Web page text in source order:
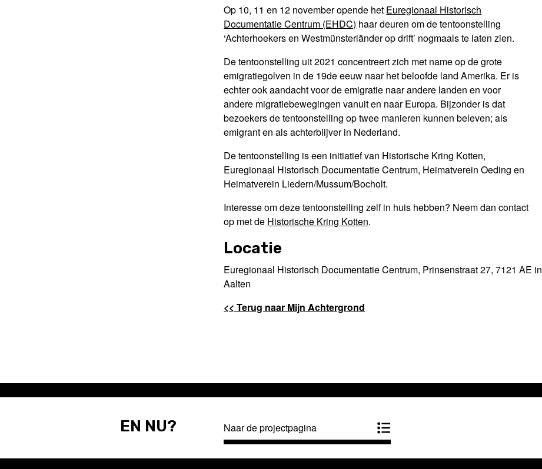
Op 10, 11 en 12 november opende het Euregionaal Historisch
Documentatie Centrum (EHDC) haar deuren om de tentoonstelling
‘Achterhoekers en Westmünsterländer op drift’ nogmaals te laten zien.
De tentoonstelling uit 2021 concentreert zich met name op de grote
emigratiegolven in de 19de eeuw naar het beloofde land Amerika. Er is
echter ook aandacht voor de emigratie naar andere landen en voor
andere migratiebewegingen vanuit en naar Europa. Bijzonder is dat
bezoekers de tentoonstelling op twee manieren kunnen beleven; als
emigrant en als achterblijver in Nederland.
De tentoonstelling is een initiatief van Historische Kring Kotten,
Euregionaal Historisch Documentatie Centrum, Heimatverein Oeding en
Heimatverein Liedern/Mussum/Bocholt.
Interesse om deze tentoonstelling zelf in huis hebben? Neem dan contact
op met de Historische Kring Kotten.
Locatie
Euregionaal Historisch Documentatie Centrum, Prinsenstraat 27, 7121 AE in
Aalten
<< Terug naar Mijn Achtergrond
EN NU? Naar de projectpagina